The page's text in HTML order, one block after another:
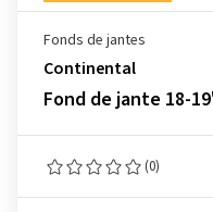
Fonds de jantes
Continental
Fond de jante 18-
(0)